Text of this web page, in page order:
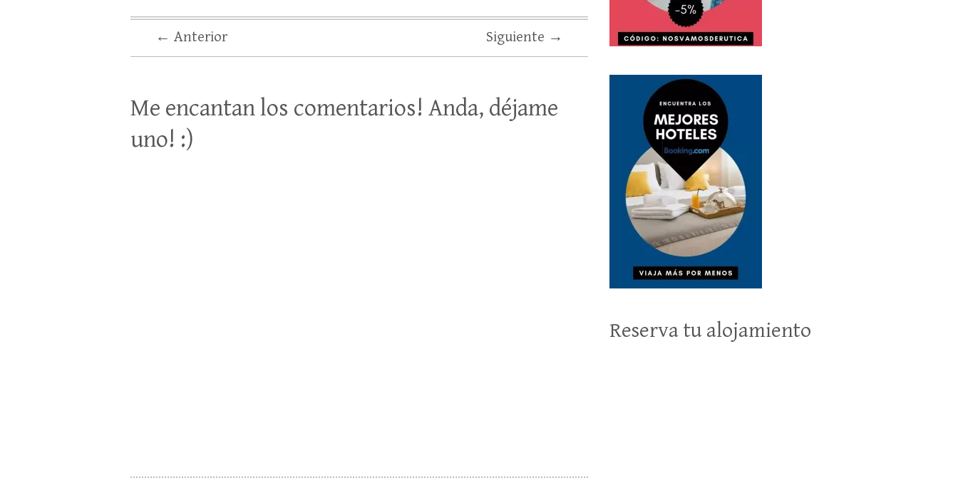
← Anterior Siguiente →
Me encantan los comentarios! Anda, déjame
uno! :)
Reserva tu alojamiento